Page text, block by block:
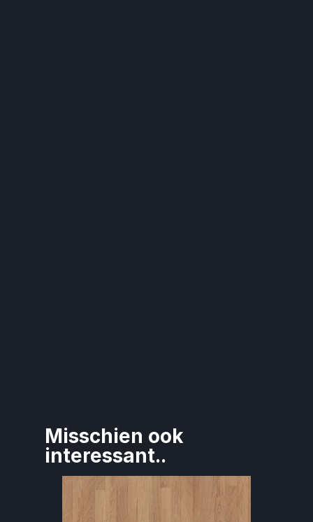
Misschien ook
interessant..